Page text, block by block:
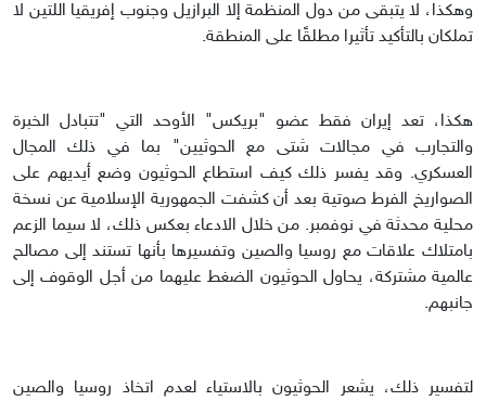
وهكذا، لا يتبقى من دول المنظمة إلا البرازيل وجنوب إفريقيا اللتين لا
تملكان بالتأكيد تأثيرا مطلقًا على المنطقة.
هكذا، تعد إيران فقط عضو "بريكس" الأوحد التي "تتبادل الخبرة
والتجارب في مجالات شتى مع الحوثيين" بما في ذلك المجال
العسكري. وقد يفسر ذلك كيف استطاع الحوثيون وضع أيديهم على
الصواريخ الفرط صوتية بعد أن كشفت الجمهورية الإسلامية عن نسخة
محلية محدثة في نوفمبر. من خلال الادعاء بعكس ذلك، لا سيما الزعم
بامتلاك علاقات مع روسيا والصين وتفسيرها بأنها تستند إلى مصالح
عالمية مشتركة، يحاول الحوثيون الضغط عليهما من أجل الوقوف إلى
جانبهم.
لتفسير ذلك، يشعر الحوثيون بالاستياء لعدم اتخاذ روسيا والصين